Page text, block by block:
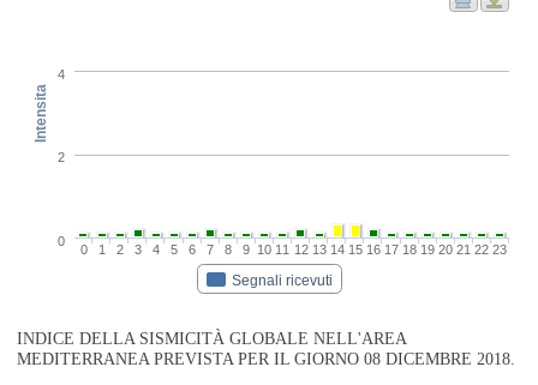
Intensita
Segnali ricevuti
0 1 2 3 4 5 6 7 8 9 10 11 12 13 14 15 16 17 18 19 20 21 22 23
0
2
4
INDICE DELLA SISMICITÀ GLOBALE NELL'AREA
MEDITERRANEA PREVISTA PER IL GIORNO 08 DICEMBRE 2018.